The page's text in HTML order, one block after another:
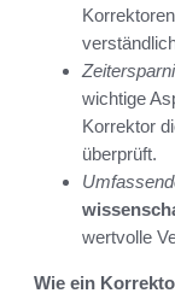
wichtige
Korrektor
überprüft.
wertvolle
Wie ein